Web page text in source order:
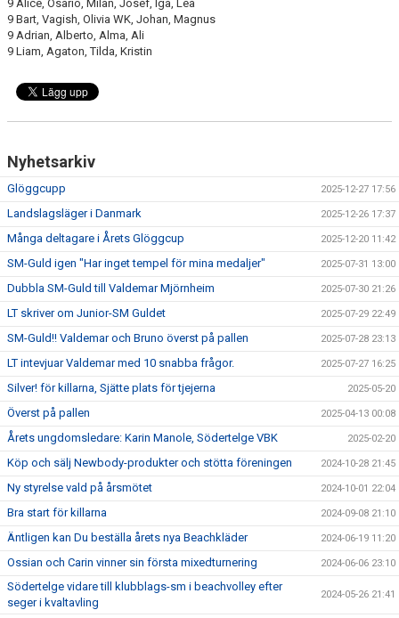
9 Alice, Osario, Milan, Josef, Iga, Lea
9 Bart, Vagish, Olivia WK, Johan, Magnus
9 Adrian, Alberto, Alma, Ali
9 Liam, Agaton, Tilda, Kristin
Nyhetsarkiv
Glöggcupp 2025-12-27 17:56
Landslagsläger i Danmark 2025-12-26 17:37
Många deltagare i Årets Glöggcup 2025-12-20 11:42
SM-Guld igen "Har inget tempel för mina medaljer" 2025-07-31 13:00
Dubbla SM-Guld till Valdemar Mjörnheim 2025-07-30 21:26
LT skriver om Junior-SM Guldet 2025-07-29 22:49
SM-Guld!! Valdemar och Bruno överst på pallen 2025-07-28 23:13
LT intevjuar Valdemar med 10 snabba frågor. 2025-07-27 16:25
Silver! för killarna, Sjätte plats för tjejerna 2025-05-20
Överst på pallen 2025-04-13 00:08
Årets ungdomsledare: Karin Manole, Södertelge VBK 2025-02-20
Köp och sälj Newbody-produkter och stötta föreningen 2024-10-28 21:45
Ny styrelse vald på årsmötet 2024-10-01 22:04
Bra start för killarna 2024-09-08 21:10
Äntligen kan Du beställa årets nya Beachkläder 2024-06-19 11:20
Ossian och Carin vinner sin första mixedturnering 2024-06-06 23:10
Södertelge vidare till klubblags-sm i beachvolley efter
seger i kvaltavling
2024-05-26 21:41